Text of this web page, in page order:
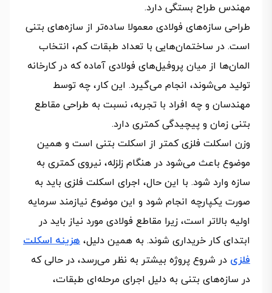
مهندس طراح بستگی دارد.
طراحی سازه‌های فولادی معمولا ساده‌تر از سازه‌های بتنی
است. در ساختمان‌هایی با تعداد طبقات کم، انتخاب
المان‌ها از میان پروفیل‌های فولادی آماده که در کارخانه
تولید می‌شوند، انجام می‌گیرد. این کار، چه توسط
مهندسان و چه افراد با تجربه، نسبت به طراحی مقاطع
بتنی زمان و پیچیدگی کمتری دارد.
وزن اسکلت فلزی کمتر از اسکلت بتنی است و همین
موضوع باعث می‌شود در هنگام زلزله، نیروی کمتری به
سازه وارد شود. با این حال، اجرای اسکلت فلزی باید به‌
صورت یکپارچه انجام شود و این موضوع نیازمند سرمایه
اولیه بالاتر است، زیرا مقاطع فولادی مورد نیاز باید در
ابتدای کار خریداری شوند. به همین دلیل، هزینه اسکلت
فلزی در شروع پروژه بیشتر به‌ نظر می‌رسد، در حالی‌ که
در سازه‌های بتنی به دلیل اجرای مرحله‌ای طبقات،